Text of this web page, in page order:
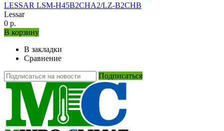
LESSAR LSM-H45B2CHA2/LZ-B2CHB
Lessar
0 р.
В корзину
В закладки
Сравнение
Подписаться